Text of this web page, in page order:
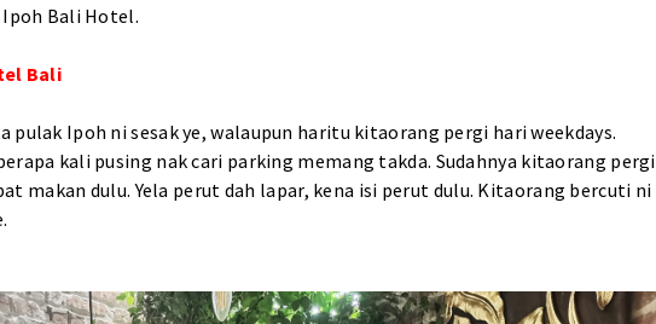
Bali Hotel.
Bali
pulak Ipoh ni sesak ye, walaupun haritu kitaorang pergi hari weekdays.
kali pusing nak cari parking memang takda. Sudahnya kitaorang pergi
makan dulu. Yela perut dah lapar, kena isi perut dulu. Kitaorang bercuti ni